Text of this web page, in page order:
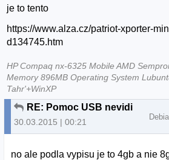
je to tento
https://www.alza.cz/patriot-xporter-
d134745.htm
HP Compaq nx-6325 Mobile AMD
Memory 896MB Operating System
Tahr'+WinXP
RE: Pomoc USB nevidi
30.03.2015 | 00:21
no ale podla vypisu je to 4gb a nie